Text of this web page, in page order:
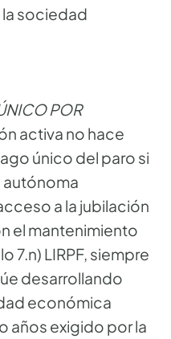
sociedad
POR
activa no hace
único del paro si
autónoma
a la jubilación
el mantenimiento
7.n) LIRPF, siempre
desarrollando
económica
años exigido por la